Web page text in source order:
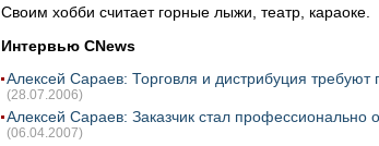
Своим хобби считает горные лыжи, театр, караоке.
Интервью CNews
Алексей Сараев: Торговля и дистрибуция
(28.07.2006)
Алексей Сараев: Заказчик стал профессионально
(06.04.2007)